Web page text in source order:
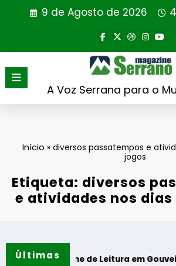
9 de Agosto de 2026
A Voz Serrana para o
Início »diversos passatempos e
jogos
Etiqueta: diversos
e atividades nos dias
Últimas
Cabine de Leitura em Gouveia